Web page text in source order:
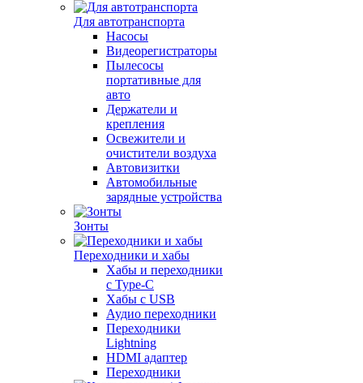
Для автотранспорта
Насосы
Видеорегистраторы
Пылесосы
портативные для
авто
Держатели и
крепления
Освежители и
очистители воздуха
Автовизитки
Автомобильные
зарядные устройства
Зонты
Переходники и хабы
Хабы и переходники
с Type-C
Хабы с USB
Аудио переходники
Переходники
Lightning
HDMI адаптер
Переходники